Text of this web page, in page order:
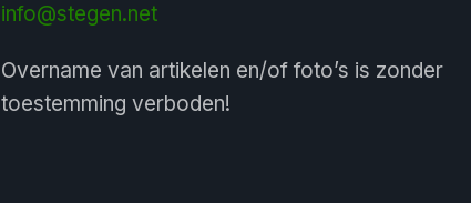
info@stegen.net
Overname van artikelen en/of foto’s is zonder
toestemming verboden!